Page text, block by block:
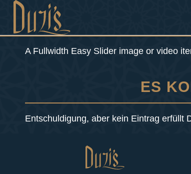
A Fullwidth Easy Slider image or video
ES
Entschuldigung, aber kein Eintrag erfüllt